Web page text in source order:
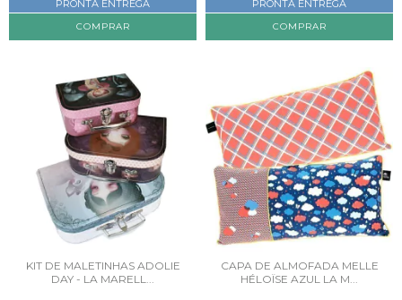
PRONTA ENTREGA PRONTA ENTREGA
KIT DE MALETINHAS ADOLIE
DAY - LA MARELL...
CAPA DE ALMOFADA MELLE
HÉLOÏSE AZUL LA M...